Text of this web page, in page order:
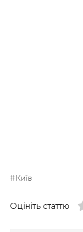
Київ
Оцініть статтю